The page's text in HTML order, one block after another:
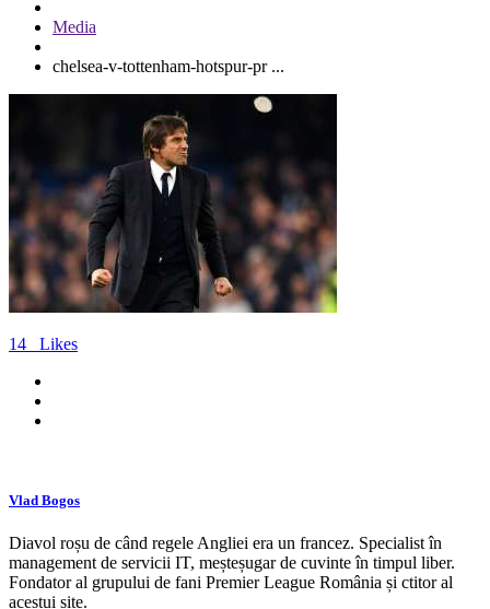
Media
chelsea-v-tottenham-hotspur-pr ...
14 Likes
Vlad Bogos
Diavol roșu de când regele Angliei era un francez. Specialist în
management de servicii IT, meșteșugar de cuvinte în timpul liber.
Fondator al grupului de fani Premier League România și ctitor al
acestui site.